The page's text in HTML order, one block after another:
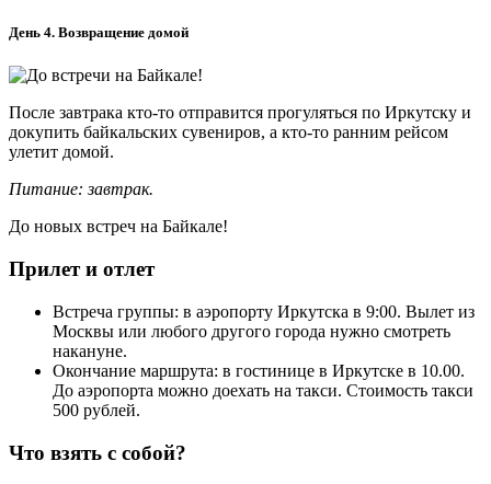
День 4. Возвращение домой
После завтрака кто-то отправится прогуляться по Иркутску и
докупить байкальских сувениров, а кто-то ранним рейсом
улетит домой.
Питание: завтрак.
До новых встреч на Байкале!
Прилет и отлет
Встреча группы: в аэропорту Иркутска в 9:00. Вылет из
Москвы или любого другого города нужно смотреть
накануне.
Окончание маршрута: в гостинице в Иркутске в 10.00.
До аэропорта можно доехать на такси. Стоимость такси
500 рублей.
Что взять с собой?